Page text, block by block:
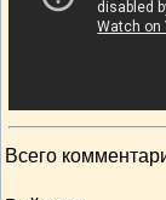
Всего